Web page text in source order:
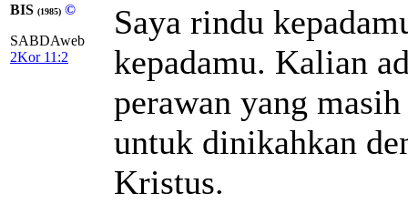
BIS (1985) ©
SABDAweb
2Kor 11:2
Saya rindu
kepadamu. Kalian
perawan yang
untuk dinikahkan
Kristus.